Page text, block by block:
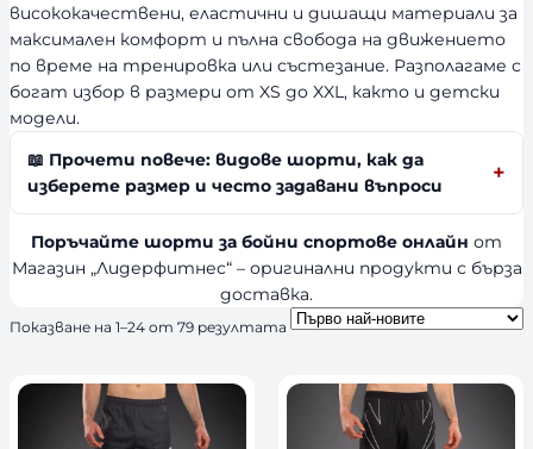
висококачествени, еластични и дишащи материали за
максимален комфорт и пълна свобода на движението
по време на тренировка или състезание. Разполагаме с
богат избор в размери от XS до XXL, както и детски
модели.
📖 Прочети повече: видове шорти, как да
изберете размер и често задавани въпроси
Поръчайте шорти за бойни спортове онлайн от
Магазин „Лидерфитнес“ – оригинални продукти с бърза
доставка.
Показване на 1–24 от 79 резултата S
t